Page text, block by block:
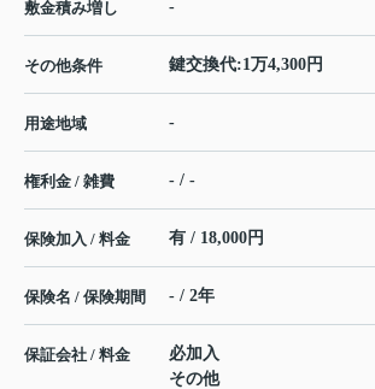
敷金積み増し -
その他条件 鍵交換代:1万4,300円
用途地域 -
権利金 / 雑費 - / -
保険加入 / 料金 有 / 18,000円
保険名 / 保険期間 - / 2年
保証会社 / 料金
必加入
その他